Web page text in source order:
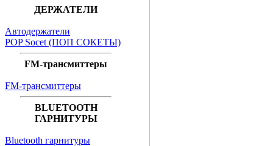
ДЕРЖАТЕЛИ
Автодержатели
POP Socet (ПОП СОКЕТЫ)
FM-трансмиттеры
FM-трансмиттеры
BLUETOOTH
ГАРНИТУРЫ
Bluetooth гарнитуры